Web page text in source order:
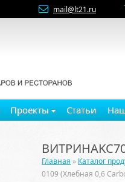
mail@lt21.ru
Проекты Статьи
Главная » Каталог
0109 (Хлебная 0,6